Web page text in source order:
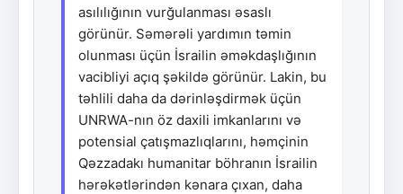
asılılığının vurğulanması əsaslı
görünür. Səmərəli yardımın təmin
olunması üçün İsrailin əməkdaşlığının
vacibliyi açıq şəkildə görünür. Lakin, bu
təhlili daha da dərinləşdirmək üçün
UNRWA-nın öz daxili imkanlarını və
potensial çatışmazlıqlarını, həmçinin
Qəzzadakı humanitar böhranın İsrailin
hərəkətlərindən kənara çıxan, daha